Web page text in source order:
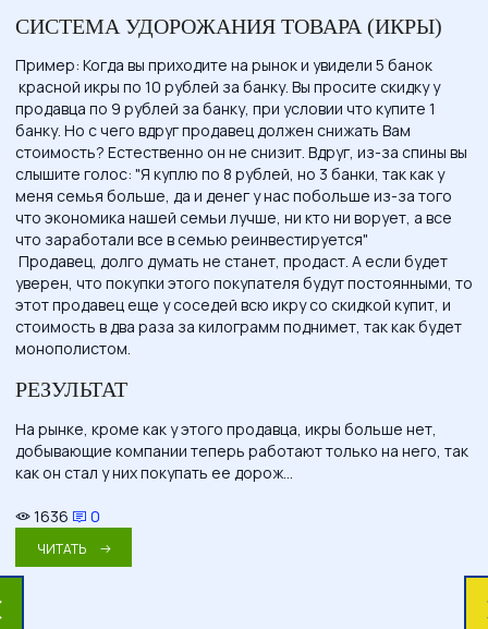
СИСТЕМА УДОРОЖАНИЯ ТОВАРА (ИКРЫ)
Пример: Когда вы приходите на рынок и увидели 5 банок
красной икры по 10 рублей за банку. Вы просите скидку у
продавца по 9 рублей за банку, при условии что купите 1
банку. Но с чего вдруг продавец должен снижать Вам
стоимость? Естественно он не снизит. Вдруг, из-за спины вы
слышите голос: "Я куплю по 8 рублей, но 3 банки, так как у
меня семья больше, да и денег у нас побольше из-за того
что экономика нашей семьи лучше, ни кто ни ворует, а все
что заработали все в семью реинвестируется"
Продавец, долго думать не станет, продаст. А если будет
уверен, что покупки этого покупателя будут постоянными, то
этот продавец еще у соседей всю икру со скидкой купит, и
стоимость в два раза за килограмм поднимет, так как будет
монополистом.
РЕЗУЛЬТАТ
На рынке, кроме как у этого продавца, икры больше нет,
добывающие компании теперь работают только на него, так
как он стал у них покупать ее дорож...
1636 0
ЧИТАТЬ